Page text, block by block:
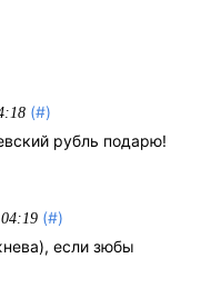
(#)
рубль подарю!
(#)
если зюбы